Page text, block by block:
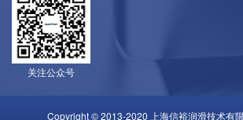
关注公众号
Copyright © 2013-2020 上海信裕润滑技术有